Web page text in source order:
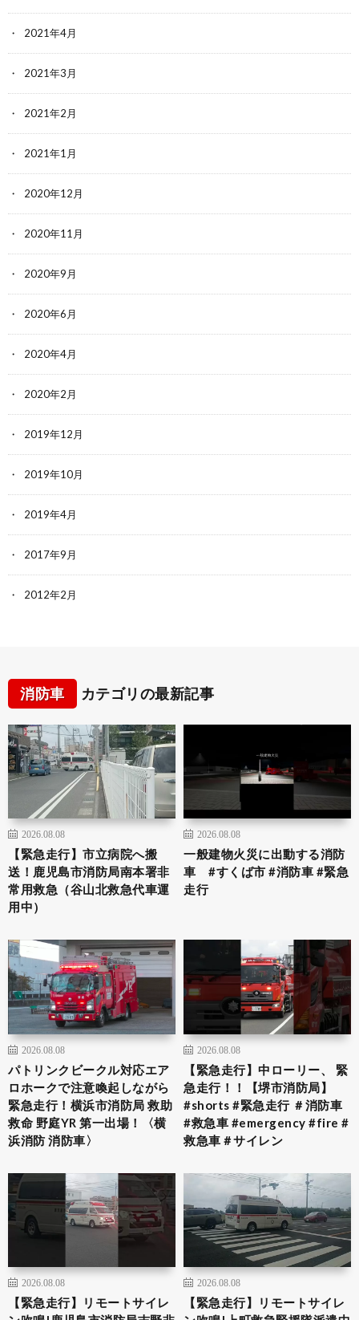
2021年4月
2021年3月
2021年2月
2021年1月
2020年12月
2020年11月
2020年9月
2020年6月
2020年4月
2020年2月
2019年12月
2019年10月
2019年4月
2017年9月
2012年2月
消防車 カテゴリの最新記事
2026.08.08
【緊急走行】市立病院へ搬
送！鹿児島市消防局南本署非
常用救急（谷山北救急代車運
用中）
2026.08.08
一般建物火災に出動する消防
車 #すくば市 #消防車 #緊急
走行
2026.08.08
パトリンクビークル対応エア
ロホークで注意喚起しながら
緊急走行！横浜市消防局 救助
救命 野庭YR 第一出場！〈横
浜消防 消防車〉
2026.08.08
【緊急走行】中ローリー、 緊
急走行！！【堺市消防局】
#shorts #緊急走行 ＃消防車
#救急車 #emergency #fire #
救急車＃サイレン
2026.08.08
【緊急走行】リモートサイレ
2026.08.08
【緊急走行】リモートサイレ